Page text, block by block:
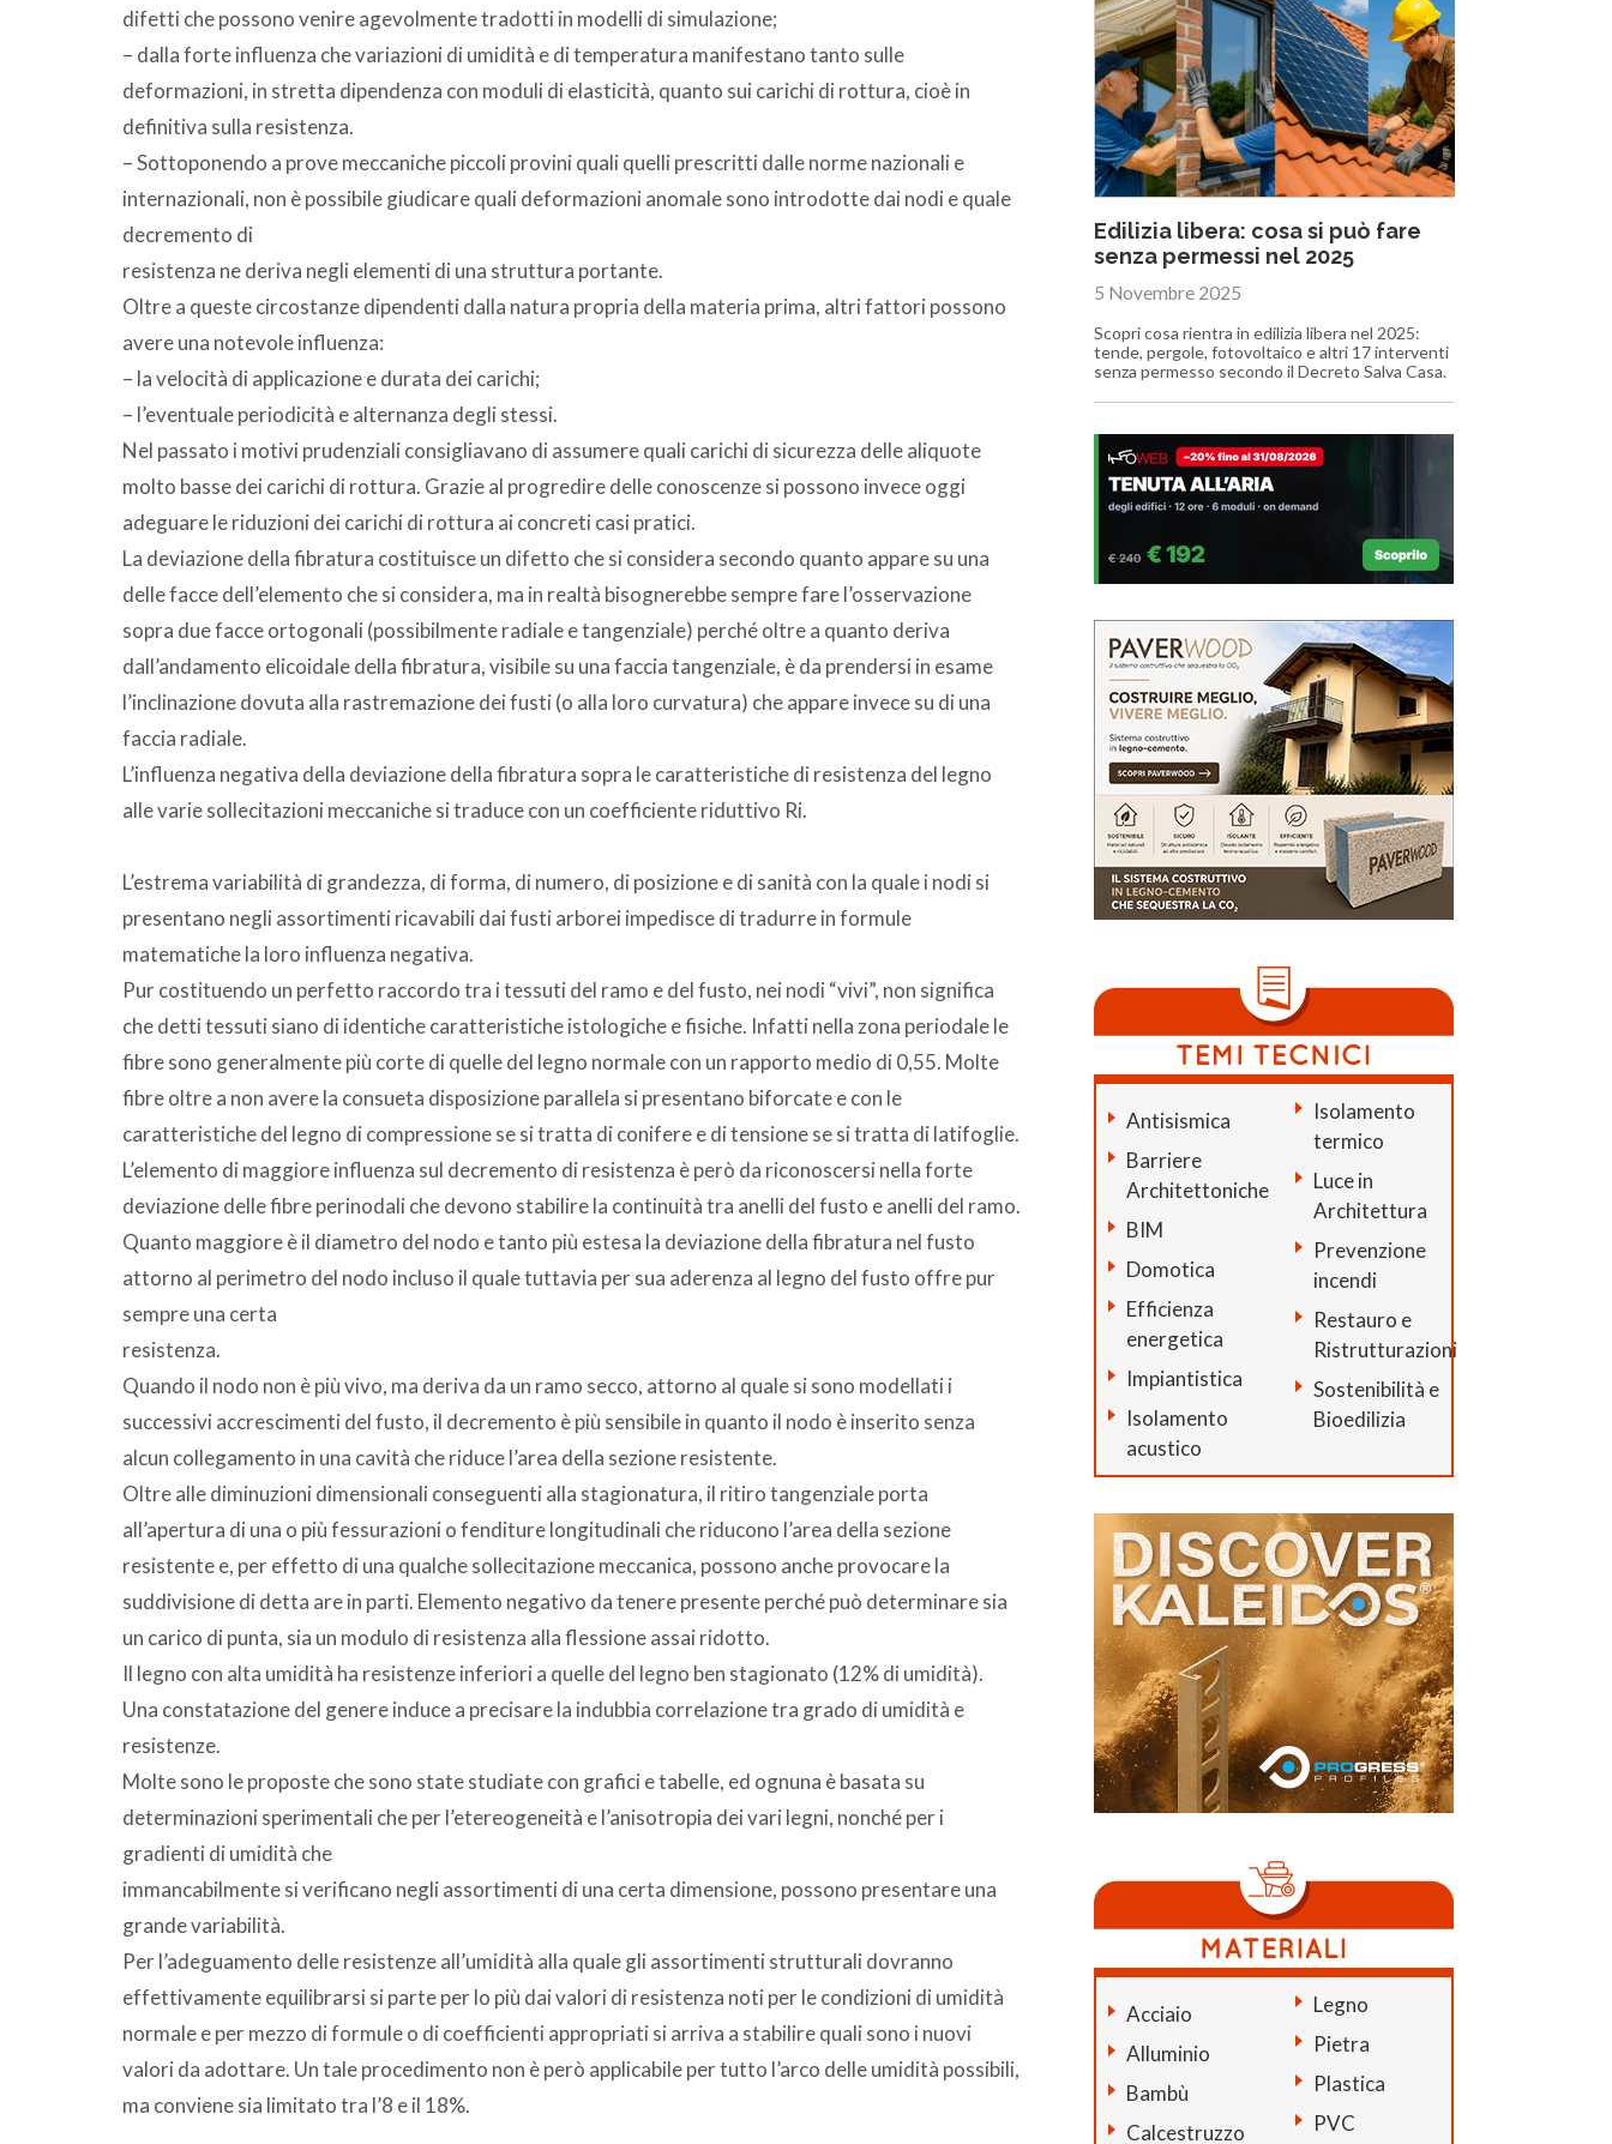
difetti che possono venire agevolmente tradotti in modelli di simulazione;
– dalla forte influenza che variazioni di umidità e di temperatura manifestano tanto sulle
deformazioni, in stretta dipendenza con moduli di elasticità, quanto sui carichi di rottura, cioè in
definitiva sulla resistenza.
– Sottoponendo a prove meccaniche piccoli provini quali quelli prescritti dalle norme nazionali e
internazionali, non è possibile giudicare quali deformazioni anomale sono introdotte dai nodi e quale
decremento di
resistenza ne deriva negli elementi di una struttura portante.
Oltre a queste circostanze dipendenti dalla natura propria della materia prima, altri fattori possono
avere una notevole influenza:
– la velocità di applicazione e durata dei carichi;
– l’eventuale periodicità e alternanza degli stessi.
Nel passato i motivi prudenziali consigliavano di assumere quali carichi di sicurezza delle aliquote
molto basse dei carichi di rottura. Grazie al progredire delle conoscenze si possono invece oggi
adeguare le riduzioni dei carichi di rottura ai concreti casi pratici.
La deviazione della fibratura costituisce un difetto che si considera secondo quanto appare su una
delle facce dell’elemento che si considera, ma in realtà bisognerebbe sempre fare l’osservazione
sopra due facce ortogonali (possibilmente radiale e tangenziale) perché oltre a quanto deriva
dall’andamento elicoidale della fibratura, visibile su una faccia tangenziale, è da prendersi in esame
l’inclinazione dovuta alla rastremazione dei fusti (o alla loro curvatura) che appare invece su di una
faccia radiale.
L’influenza negativa della deviazione della fibratura sopra le caratteristiche di resistenza del legno
alle varie sollecitazioni meccaniche si traduce con un coefficiente riduttivo Ri.
L’estrema variabilità di grandezza, di forma, di numero, di posizione e di sanità con la quale i nodi si
presentano negli assortimenti ricavabili dai fusti arborei impedisce di tradurre in formule
matematiche la loro influenza negativa.
Pur costituendo un perfetto raccordo tra i tessuti del ramo e del fusto, nei nodi “vivi”, non significa
che detti tessuti siano di identiche caratteristiche istologiche e fisiche. Infatti nella zona periodale le
fibre sono generalmente più corte di quelle del legno normale con un rapporto medio di 0,55. Molte
fibre oltre a non avere la consueta disposizione parallela si presentano biforcate e con le
caratteristiche del legno di compressione se si tratta di conifere e di tensione se si tratta di latifoglie.
L’elemento di maggiore influenza sul decremento di resistenza è però da riconoscersi nella forte
deviazione delle fibre perinodali che devono stabilire la continuità tra anelli del fusto e anelli del ramo.
Quanto maggiore è il diametro del nodo e tanto più estesa la deviazione della fibratura nel fusto
attorno al perimetro del nodo incluso il quale tuttavia per sua aderenza al legno del fusto offre pur
sempre una certa
resistenza.
Quando il nodo non è più vivo, ma deriva da un ramo secco, attorno al quale si sono modellati i
successivi accrescimenti del fusto, il decremento è più sensibile in quanto il nodo è inserito senza
alcun collegamento in una cavità che riduce l’area della sezione resistente.
Oltre alle diminuzioni dimensionali conseguenti alla stagionatura, il ritiro tangenziale porta
all’apertura di una o più fessurazioni o fenditure longitudinali che riducono l’area della sezione
resistente e, per effetto di una qualche sollecitazione meccanica, possono anche provocare la
suddivisione di detta are in parti. Elemento negativo da tenere presente perché può determinare sia
un carico di punta, sia un modulo di resistenza alla flessione assai ridotto.
Il legno con alta umidità ha resistenze inferiori a quelle del legno ben stagionato (12% di umidità).
Una constatazione del genere induce a precisare la indubbia correlazione tra grado di umidità e
resistenze.
Molte sono le proposte che sono state studiate con grafici e tabelle, ed ognuna è basata su
determinazioni sperimentali che per l’etereogeneità e l’anisotropia dei vari legni, nonché per i
gradienti di umidità che
immancabilmente si verificano negli assortimenti di una certa dimensione, possono presentare una
grande variabilità.
Per l’adeguamento delle resistenze all’umidità alla quale gli assortimenti strutturali dovranno
effettivamente equilibrarsi si parte per lo più dai valori di resistenza noti per le condizioni di umidità
normale e per mezzo di formule o di coefficienti appropriati si arriva a stabilire quali sono i nuovi
valori da adottare. Un tale procedimento non è però applicabile per tutto l’arco delle umidità possibili,
ma conviene sia limitato tra l’8 e il 18%.
Edilizia libera: cosa si può fare
senza permessi nel 2025
5 Novembre 2025
Scopri cosa rientra in edilizia libera nel 2025:
tende, pergole, fotovoltaico e altri 17 interventi
senza permesso secondo il Decreto Salva Casa.
Antisismica
Barriere
Architettoniche
BIM
Domotica
Efficienza
energetica
Impiantistica
Isolamento
acustico
Isolamento
termico
Luce in
Architettura
Prevenzione
incendi
Restauro e
Ristrutturazioni
Sostenibilità e
Bioedilizia
Acciaio
Alluminio
Bambù
Calcestruzzo
Legno
Pietra
Plastica
PVC